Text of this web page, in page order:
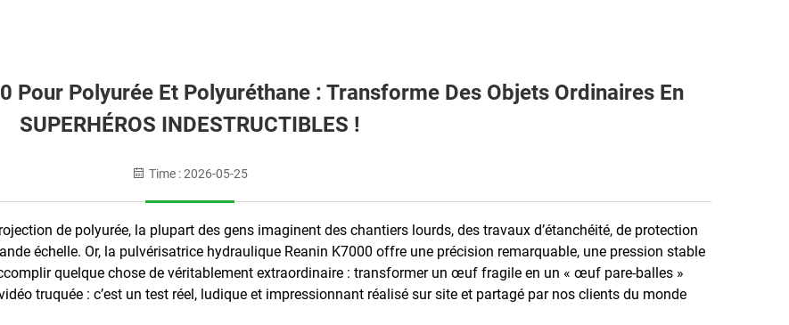
Pour Polyurée Et Polyuréthane : Transforme Des Objets Ordinaires En
SUPERHÉROS INDESTRUCTIBLES !
Time : 2026-05-25
de polyurée, la plupart des gens imaginent des chantiers lourds, des travaux d’étanchéité, de protection
échelle. Or, la pulvérisatrice hydraulique Reanin K7000 offre une précision remarquable, une pression stable
quelque chose de véritablement extraordinaire : transformer un œuf fragile en un « œuf pare-balles »
truquée : c’est un test réel, ludique et impressionnant réalisé sur site et partagé par nos clients du monde